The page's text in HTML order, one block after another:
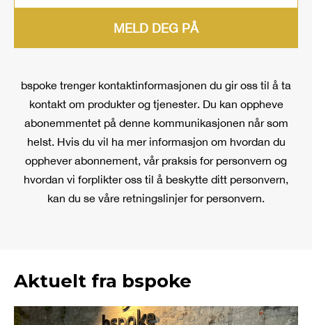
bspoke trenger kontaktinformasjonen du gir oss til å ta
kontakt om produkter og tjenester. Du kan oppheve
abonemmentet på denne kommunikasjonen når som
helst. Hvis du vil ha mer informasjon om hvordan du
opphever abonnement, vår praksis for personvern og
hvordan vi forplikter oss til å beskytte ditt personvern,
kan du se våre retningslinjer for personvern.
Aktuelt fra bspoke